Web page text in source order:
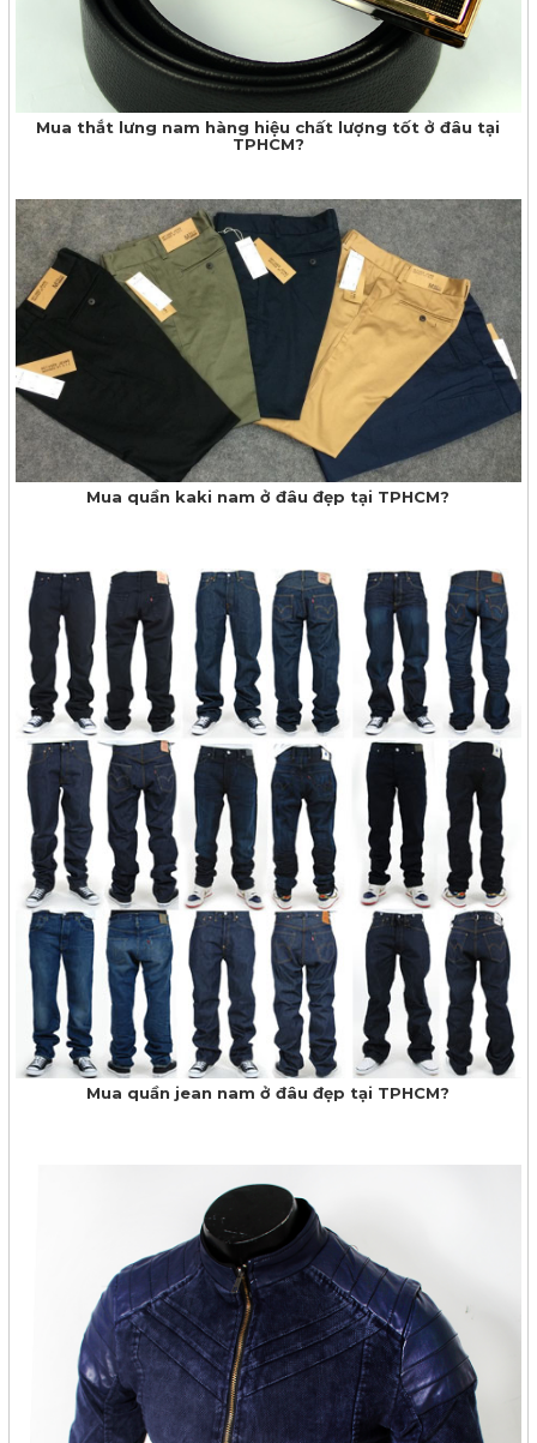
Mua thắt lưng nam hàng hiệu chất lượng tốt ở đâu tại
TPHCM?
Mua quần kaki nam ở đâu đẹp tại TPHCM?
Mua quần jean nam ở đâu đẹp tại TPHCM?